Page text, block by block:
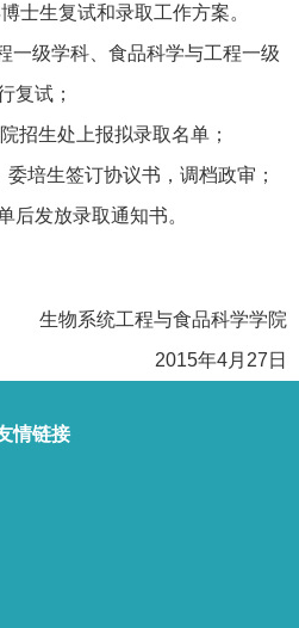
士生复试和录取工作方案。
一级学科、食品科学与工程一级
复试；
招生处上报拟录取名单；
培生签订协议书，调档政审；
后发放录取通知书。
生物系统工程与食品科学学院
年4月27日
情链接